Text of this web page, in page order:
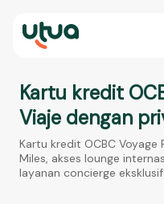
Kartu kredit
Viaje dengan
Kartu kredit OCBC Voyage
Miles, akses lounge
layanan concierge